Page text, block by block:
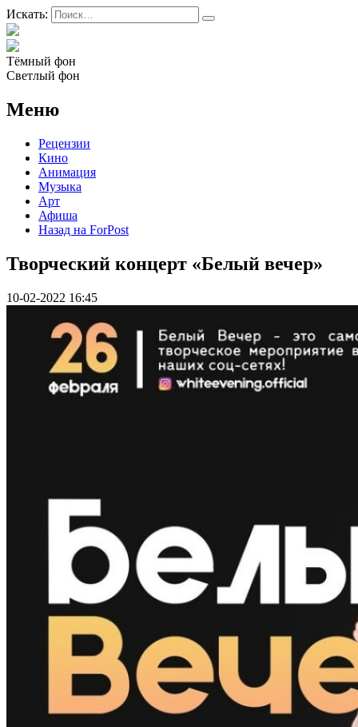
Искать:
Тёмный фон
Светлый фон
Меню
Рецензии
Кино
Анимация
Музыка
Арт
Афиша
Назад на ForPost
Творческий концерт «Белый вечер»
10-02-2022 16:45